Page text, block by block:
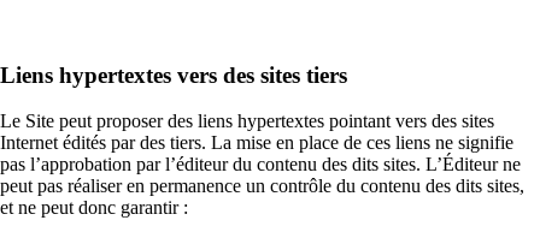
Liens hypertextes vers des sites tiers
Le Site peut proposer des liens hypertextes pointant vers des sites
Internet édités par des tiers. La mise en place de ces liens ne signifie
pas l’approbation par l’éditeur du contenu des dits sites. L’Éditeur ne
peut pas réaliser en permanence un contrôle du contenu des dits sites,
et ne peut donc garantir :